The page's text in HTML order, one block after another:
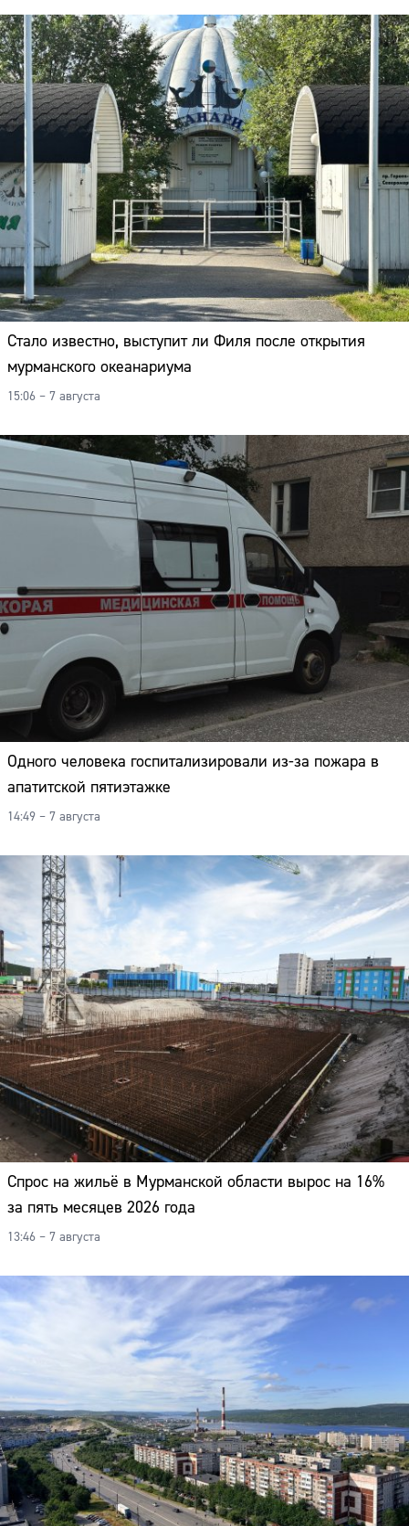
Стало известно, выступит ли Филя после открытия
мурманского океанариума
15:06 – 7 августа
Одного человека госпитализировали из-за пожара в
апатитской пятиэтажке
14:49 – 7 августа
Спрос на жильё в Мурманской области вырос на 16%
за пять месяцев 2026 года
13:46 – 7 августа
Адрес:
Телефон: